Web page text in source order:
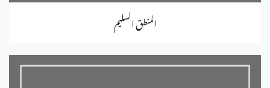
المنطق السليم